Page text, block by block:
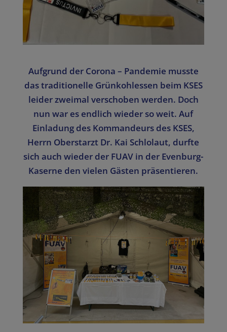
Aufgrund der Corona – Pandemie musste
das traditionelle Grünkohlessen beim KSES
leider zweimal verschoben werden. Doch
nun war es endlich wieder so weit. Auf
Einladung des Kommandeurs des KSES,
Herrn Oberstarzt Dr. Kai Schlolaut, durfte
sich auch wieder der FUAV in der Evenburg-
Kaserne den vielen Gästen präsentieren.